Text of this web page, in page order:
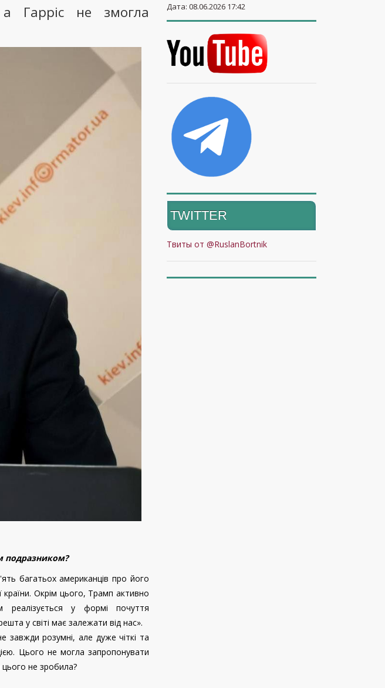
Гарріс не змогла
подразником?
багатьох американців про його
країни. Окрім цього, Трамп активно
реалізується у формі почуття
у світі має залежати від нас».
завжди розумні, але дуже чіткі та
Цього не могла запропонувати
цього не зробила?
Дата: 08.06.2026 17:42
TWITTER
Твиты от @RuslanBortnik